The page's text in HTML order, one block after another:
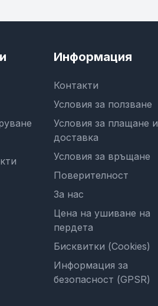
Информация
Контакти
Условия за ползване
Условия за плащане и
доставка
Условия за връщане
Поверителност
За нас
Цена на ушиване на
пердета
Бисквитки (Cookies)
Информация за
безопасност (GPSR)